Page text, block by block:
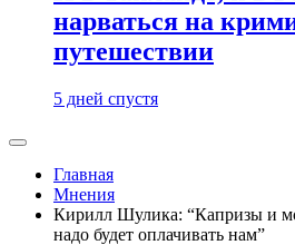
нарваться на
путешествии
5 дней спустя
Главная
Мнения
Кирилл Шулика: “Капризы и
надо будет оплачивать нам”